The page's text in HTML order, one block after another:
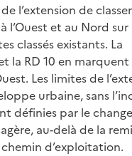
l’extension de
l’Ouest et au Nord sur
classés existants. La
la RD 10 en marquent
Les limites de
urbaine, sans
définies par le
au-delà de la
d’exploitation.